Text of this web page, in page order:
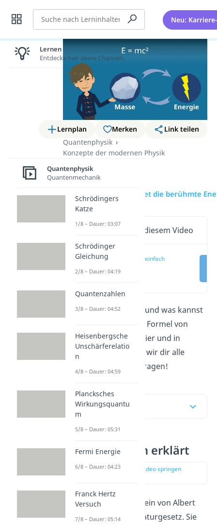
Suche Neu:
Lernplan Merken
Link teilen
Quantenphysik
Konzepte der modernen Physik
E = mc2
Übersicht Wie lautet die berühmte
Wichtige Inhalte in diesem Video
E = mc2 einfach
Was bedeutetE = mc
und was kannst
du mit der berühmten Formel von
Einstein berechnen? Hier und in
unseremVideogeben wir dir alle
Antworten auf diese Fragen!
Inhaltsübersicht
E = mc einfach erklärt
zur Stelle im Video springen
Die Formel
ist ein von Albert
Einstein entdecktes Naturgesetz. Sie
Lernen lohnt sich!
Entdecke hier deine Chancen.
Quantenphysik
Quantenmechanik
Schrödingers
Katze
1/8 – Dauer: 03:07
Schrödinger
Gleichung
2/8 – Dauer: 04:19
Quantenzahlen
3/8 – Dauer: 04:52
Heisenbergsche
Unschärferelatio
n
4/8 – Dauer: 04:59
Plancksches
Wirkungsquantu
m
5/8 – Dauer: 05:31
Fermi Energie
6/8 – Dauer: 04:23
Franck Hertz
Versuch
7/8 – Dauer: 05:14